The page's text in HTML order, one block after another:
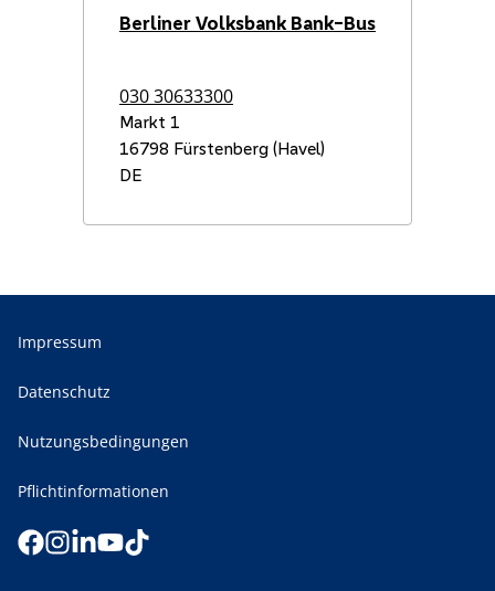
Berliner Volksbank Bank-Bus
030 30633300
Markt 1
16798 Fürstenberg (Havel)
DE
Impressum
Datenschutz
Nutzungsbedingungen
Pflichtinformationen